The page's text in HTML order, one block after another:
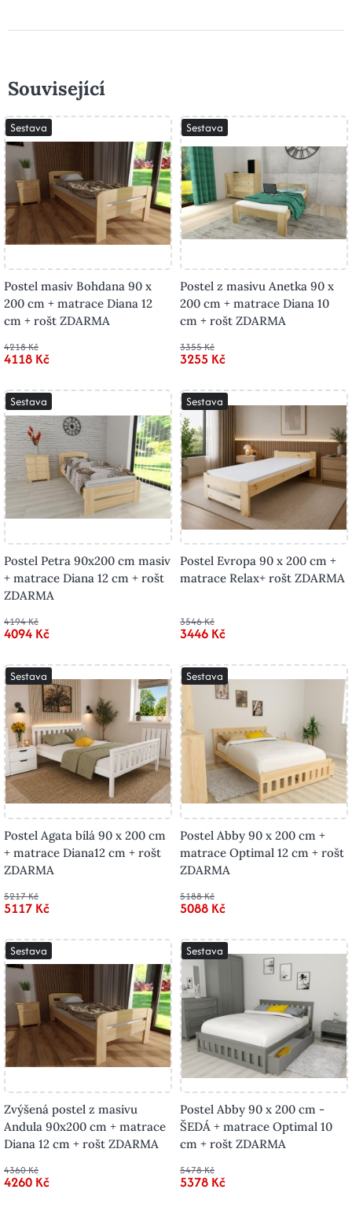
Související
Sestava
Postel masiv Bohdana 90 x
200 cm + matrace Diana 12
cm + rošt ZDARMA
4218 Kč
4118 Kč
Sestava
Postel z masivu Anetka 90 x
200 cm + matrace Diana 10
cm + rošt ZDARMA
3355 Kč
3255 Kč
Sestava
Postel Petra 90x200 cm masiv
+ matrace Diana 12 cm + rošt
ZDARMA
4194 Kč
4094 Kč
Sestava
Postel Evropa 90 x 200 cm +
matrace Relax+ rošt ZDARMA
3546 Kč
3446 Kč
Sestava
Postel Agata bílá 90 x 200 cm
+ matrace Diana12 cm + rošt
ZDARMA
5217 Kč
5117 Kč
Sestava
Postel Abby 90 x 200 cm +
matrace Optimal 12 cm + rošt
ZDARMA
5188 Kč
5088 Kč
Sestava
Zvýšená postel z masivu
Andula 90x200 cm + matrace
Diana 12 cm + rošt ZDARMA
4360 Kč
4260 Kč
Sestava
Postel Abby 90 x 200 cm -
ŠEDÁ + matrace Optimal 10
cm + rošt ZDARMA
5478 Kč
5378 Kč